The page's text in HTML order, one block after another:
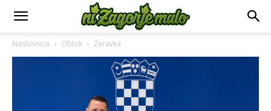
Naslovnica Oblok Žeravka